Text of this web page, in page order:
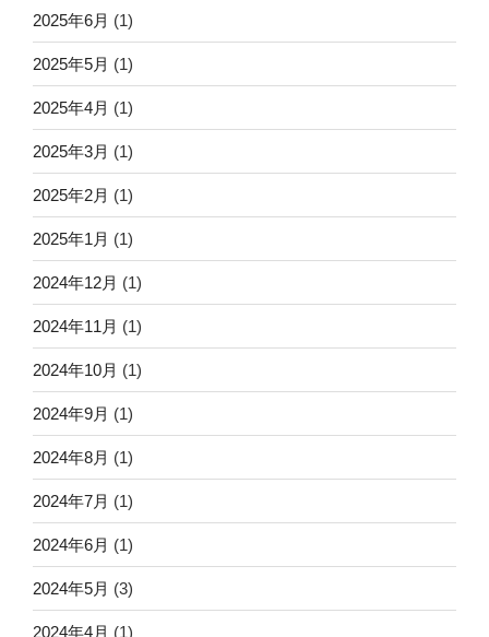
2025年6月 (1)
2025年5月 (1)
2025年4月 (1)
2025年3月 (1)
2025年2月 (1)
2025年1月 (1)
2024年12月 (1)
2024年11月 (1)
2024年10月 (1)
2024年9月 (1)
2024年8月 (1)
2024年7月 (1)
2024年6月 (1)
2024年5月 (3)
2024年4月 (1)